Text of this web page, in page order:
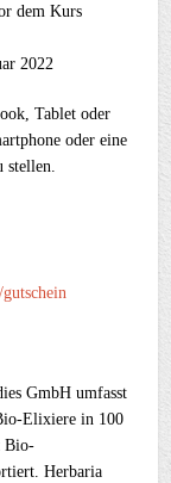
dem Kurs
2022
Tablet oder
oder eine
stellen.
GmbH umfasst
Elixiere in 100
Bio-
Herbaria